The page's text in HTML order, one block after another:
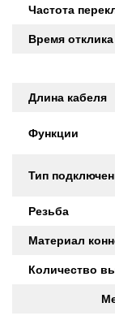
Частота
Время отклика
Длина кабеля
Функции
Тип
Резьба
Материал
Количество